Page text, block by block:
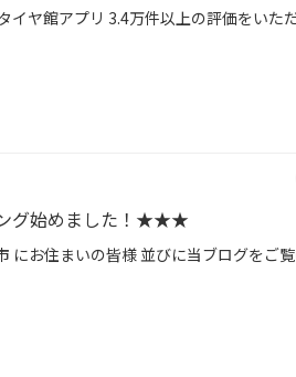
グ始めました！★★★